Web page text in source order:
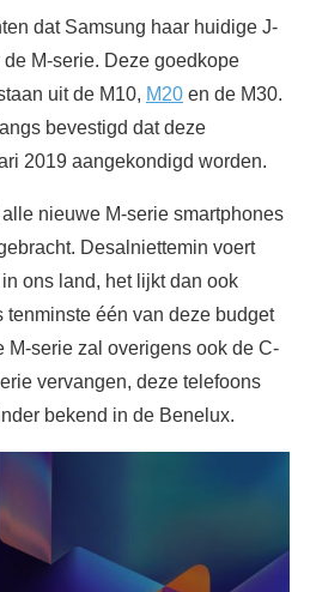
dat Samsung haar huidige J-
M-serie. Deze goedkope
uit de M10, M20 en de M30.
bevestigd dat deze
2019 aangekondigd worden.
nieuwe M-serie smartphones
Desalniettemin voert
ons land, het lijkt dan ook
één van deze budget
M-serie zal overigens ook de C-
vervangen, deze telefoons
bekend in de Benelux.